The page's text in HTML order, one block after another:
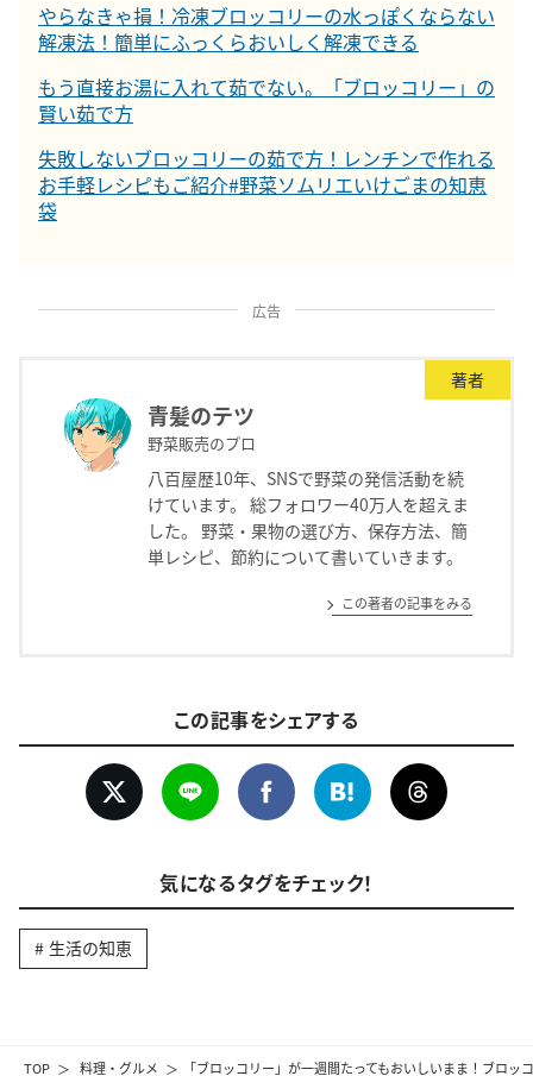
TOP 料理・グルメ 「ブロッコリー」が一週間たってもおいしいまま！ブロッ
やらなきゃ損！冷凍ブロッコリーの水っぽくならない
解凍法！簡単にふっくらおいしく解凍できる
もう直接お湯に入れて茹でない。「ブロッコリー」の
賢い茹で方
失敗しないブロッコリーの茹で方！レンチンで作れる
お手軽レシピもご紹介#野菜ソムリエいけごまの知恵
袋
広告
著者
青髪のテツ
野菜販売のプロ
八百屋歴10年、SNSで野菜の発信活動を続
けています。 総フォロワー40万人を超えま
した。 野菜・果物の選び方、保存方法、簡
単レシピ、節約について書いていきます。
この著者の記事をみる
この記事をシェアする
気になるタグをチェック！
生活の知恵